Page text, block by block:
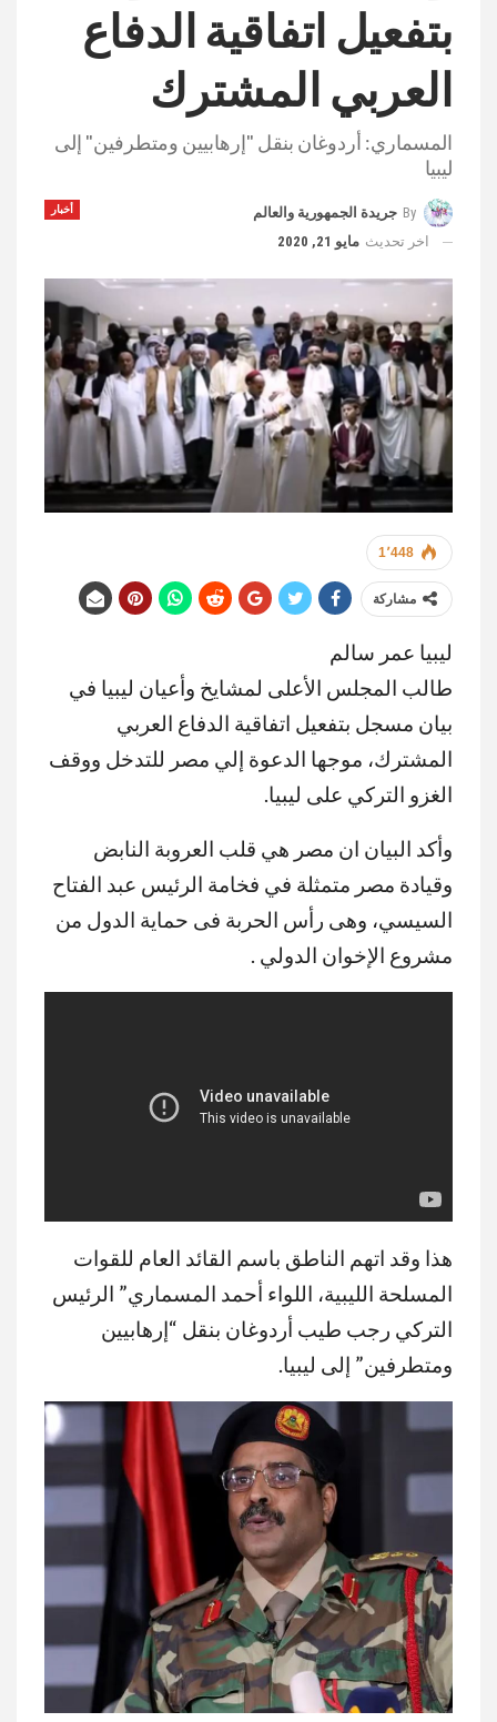
بتفعيل اتفاقية الدفاع
العربي المشترك
المسماري: أردوغان بنقل "إرهابيين ومتطرفين" إلى
ليبيا
أخبار By جريدة الجمهورية والعالم
اخر تحديث مايو 21, 2020
1٬448
مشاركة
ليبيا عمر سالم
طالب المجلس الأعلى لمشايخ وأعيان ليبيا في
بيان مسجل بتفعيل اتفاقية الدفاع العربي
المشترك، موجها الدعوة إلي مصر للتدخل ووقف
الغزو التركي على ليبيا.
وأكد البيان ان مصر هي قلب العروبة النابض
وقيادة مصر متمثلة في فخامة الرئيس عبد الفتاح
السيسي، وهى رأس الحربة فى حماية الدول من
مشروع الإخوان الدولي .
هذا وقد اتهم الناطق باسم القائد العام للقوات
المسلحة الليبية، اللواء أحمد المسماري” الرئيس
التركي رجب طيب أردوغان بنقل “إرهابيين
ومتطرفين” إلى ليبيا.